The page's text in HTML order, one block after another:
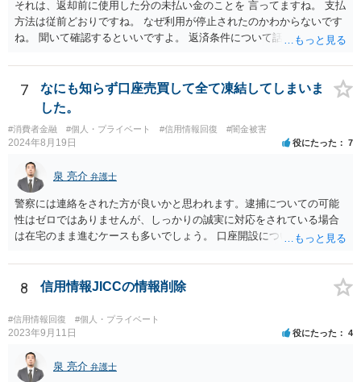
それは、返却前に使用した分の未払い金のことを 言ってますね。 支払
方法は従前どおりですね。 なぜ利用が停止されたのかわからないです
ね。 聞いて確認するといいですよ。 返済条件について話し合う事は当
7
なにも知らず口座売買して全て凍結してしまいま
した。
#消費者金融 #個人・プライベート #信用情報回復 #闇金被害
2024年8月19日 役にたった 7
泉 亮介 弁護士
警察には連絡をされた方が良いかと思われます。逮捕についての可能
性はゼロではありませんが、しっかりの誠実に対応をされている場合
は在宅のまま進むケースも多いでしょう。 口座開設については銀行等
られるケースも多いかと思われます。
8 信用情報JICCの情報削除
#信用情報回復 #個人・プライベート
2023年9月11日 役にたった 4
泉 亮介 弁護士